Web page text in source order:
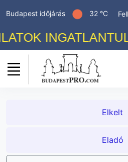
Budapest időjárás 32 °C
Elkelt
Eladó